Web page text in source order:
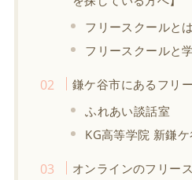
フリースクールと
フリースクールと
鎌ケ谷市にあるフリ
ふれあい談話室
KG高等学院 新鎌
オンラインのフリー